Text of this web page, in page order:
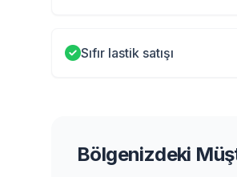
Sıfır lastik satışı
Bölgenizdeki